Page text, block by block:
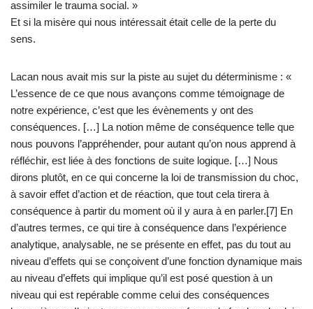
assimiler le trauma social. »
Et si la misère qui nous intéressait était celle de la perte du
sens.
Lacan nous avait mis sur la piste au sujet du déterminisme : «
L’essence de ce que nous avançons comme témoignage de
notre expérience, c’est que les évènements y ont des
conséquences. […] La notion même de conséquence telle que
nous pouvons l’appréhender, pour autant qu’on nous apprend à
réfléchir, est liée à des fonctions de suite logique. […] Nous
dirons plutôt, en ce qui concerne la loi de transmission du choc,
à savoir effet d’action et de réaction, que tout cela tirera à
conséquence à partir du moment où il y aura à en parler.[7] En
d’autres termes, ce qui tire à conséquence dans l’expérience
analytique, analysable, ne se présente en effet, pas du tout au
niveau d’effets qui se conçoivent d’une fonction dynamique mais
au niveau d’effets qui implique qu’il est posé question à un
niveau qui est repérable comme celui des conséquences